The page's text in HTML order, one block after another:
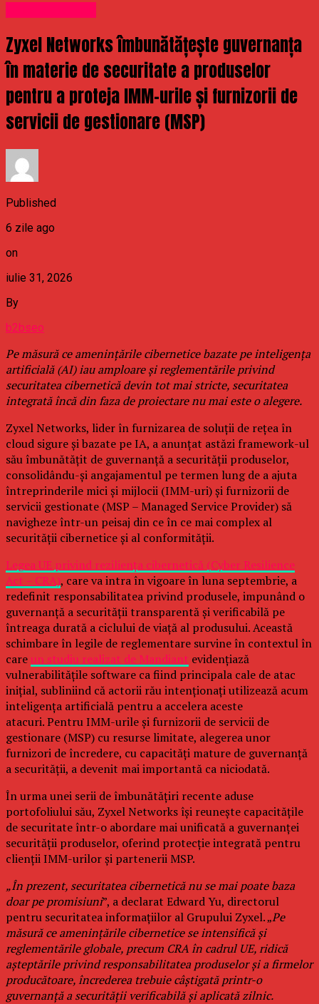
Zyxel Networks îmbunătățește guvernanța
în materie de securitate a produselor
pentru a proteja IMM-urile și furnizorii de
servicii de gestionare (MSP)
Published
6 zile ago
on
iulie 31, 2026
By
b2bseo
Pe măsură ce amenințările cibernetice bazate pe inteligența
artificială (AI) iau amploare și reglementările privind
securitatea cibernetică devin tot mai stricte, securitatea
integrată încă din faza de proiectare nu mai este o alegere.
Zyxel Networks, lider în furnizarea de soluții de rețea în
cloud sigure și bazate pe IA, a anunțat astăzi framework-ul
său îmbunătățit de guvernanță a securității produselor,
consolidându-și angajamentul pe termen lung de a ajuta
întreprinderile mici și mijlocii (IMM-uri) și furnizorii de
servicii gestionate (MSP – Managed Service Provider) să
navigheze într-un peisaj din ce în ce mai complex al
securității cibernetice și al conformității.
Legea UE privind reziliența cibernetică (Cyber Resilience
Act – CRA), care va intra în vigoare în luna septembrie, a
redefinit responsabilitatea privind produsele, impunând o
guvernanță a securității transparentă și verificabilă pe
întreaga durată a ciclului de viață al produsului. Această
schimbare în legile de reglementare survine în contextul în
careun studiu realizat de Mandiant evidențiază
vulnerabilitățile software ca fiind principala cale de atac
inițial, subliniind că actorii rău intenționați utilizează acum
inteligența artificială pentru a accelera aceste
atacuri. Pentru IMM-urile și furnizorii de servicii de
gestionare (MSP) cu resurse limitate, alegerea unor
furnizori de încredere, cu capacități mature de guvernanță
a securității, a devenit mai importantă ca niciodată.
În urma unei serii de îmbunătățiri recente aduse
portofoliului său, Zyxel Networks își reunește capacitățile
de securitate într-o abordare mai unificată a guvernanței
securității produselor, oferind protecție integrată pentru
clienții IMM-urilor și partenerii MSP.
„În prezent, securitatea cibernetică nu se mai poate baza
doar pe promisiuni”, a declarat Edward Yu, directorul
pentru securitatea informațiilor al Grupului Zyxel. „Pe
măsură ce amenințările cibernetice se intensifică și
reglementările globale, precum CRA în cadrul UE, ridică
așteptările privind responsabilitatea produselor și a firmelor
producătoare, încrederea trebuie câștigată printr-o
guvernanță a securității verificabilă și aplicată zilnic.